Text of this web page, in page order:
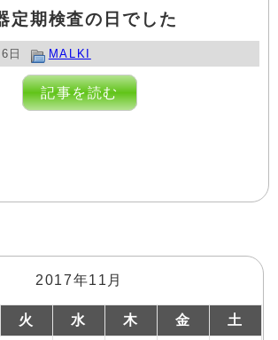
定期検査の日でした
日 MALKI
記事を読む
2017年11月
火 水 木 金 土